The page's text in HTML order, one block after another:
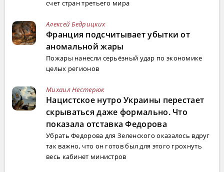
счет стран третьего мира
Алексей Бедрицких
Франция подсчитывает убытки от
аномальной жары
Пожары нанесли серьёзный удар по экономике
целых регионов
Михаил Нестерюк
Нацистское нутро Украины перестает
скрываться даже формально. Что
показала отставка Федорова
Убрать Федорова для Зеленского оказалось вдруг
так важно, что он готов был для этого грохнуть
весь кабинет министров